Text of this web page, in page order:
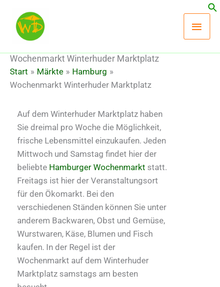
Inhalt
springen
Wochenmarkt Winterhuder Marktplatz
Start Märkte
Hamburg
Wochenmarkt Winterhuder Marktplatz
Auf dem Winterhuder Marktplatz haben
Sie dreimal pro Woche die Möglichkeit,
frische Lebensmittel einzukaufen. Jeden
Mittwoch und Samstag findet hier der
beliebte Hamburger Wochenmarkt statt.
Freitags ist hier der Veranstaltungsort
für den Ökomarkt. Bei den
verschiedenen Ständen können Sie unter
anderem Backwaren, Obst und Gemüse,
Wurstwaren, Käse, Blumen und Fisch
kaufen. In der Regel ist der
Wochenmarkt auf dem Winterhuder
Marktplatz samstags am besten